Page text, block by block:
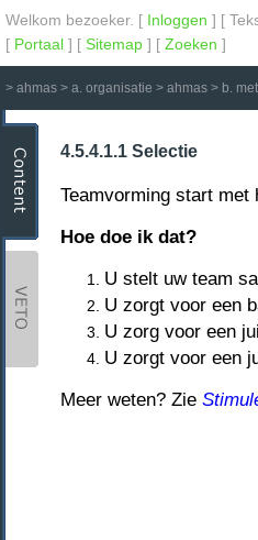
Welkom bezoeker. [ Inloggen ] [
[ Portaal ] [ Sitemap ] [ Zoeken ]
> ahmas > a. organisatie > ahmas > b.
4.5.4.1.1 Selectie
Teamvorming start met
Hoe doe ik dat?
U stelt uw team
U zorgt voor een
U zorg voor een
U zorgt voor een
Meer weten? Zie